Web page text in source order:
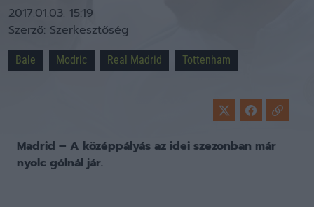
2017.01.03. 15:19
Szerző: Szerkesztőség
Bale Modric Real Madrid Tottenham
Madrid – A középpályás az idei szezonban már
nyolc gólnál jár.